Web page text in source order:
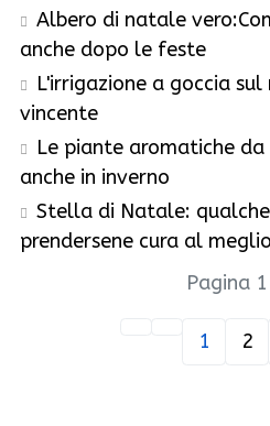
Albero di natale
anche dopo le feste
L'irrigazione a goccia
vincente
Le piante aromatiche
anche in inverno
Stella di Natale:
prendersene cura al meglio
Pagina
1 2